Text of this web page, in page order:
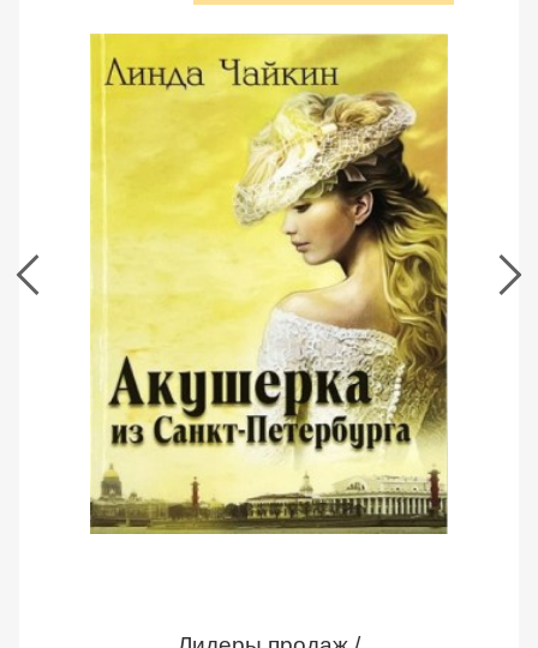
Акушерка
Санкт-
Петербурга.
Линда
Чайкин
книги